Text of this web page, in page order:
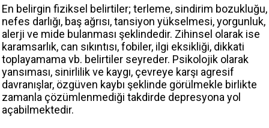
En belirgin fiziksel belirtiler; terleme, sindirim bozukluğu,
nefes darlığı, baş ağrısı, tansiyon yükselmesi, yorgunluk,
alerji ve mide bulanması şeklindedir. Zihinsel olarak ise
karamsarlık, can sıkıntısı, fobiler, ilgi eksikliği, dikkati
toplayamama vb. belirtiler seyreder. Psikolojik olarak
yansıması, sinirlilik ve kaygı, çevreye karşı agresif
davranışlar, özgüven kaybı şeklinde görülmekle birlikte
zamanla çözümlenmediği takdirde depresyona yol
açabilmektedir.